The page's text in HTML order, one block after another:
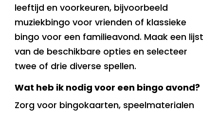
leeftijd en voorkeuren, bijvoorbeeld
muziekbingo voor vrienden of klassieke
bingo voor een familieavond. Maak een lijst
van de beschikbare opties en selecteer
twee of drie diverse spellen.
Wat heb ik nodig voor een bingo avond?
Zorg voor bingokaarten, speelmaterialen